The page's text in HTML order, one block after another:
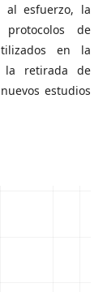
al esfuerzo, la
de
en la
la retirada de
estudios